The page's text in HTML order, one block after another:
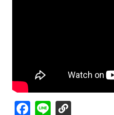
Facebook
Line